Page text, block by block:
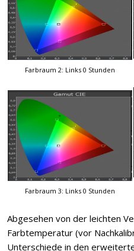
Farbraum 2: Links 0 Stunden
Farbraum 3: Links 0 Stunden
Abgesehen von der leichten
Farbtemperatur (vor
Unterschiede in den